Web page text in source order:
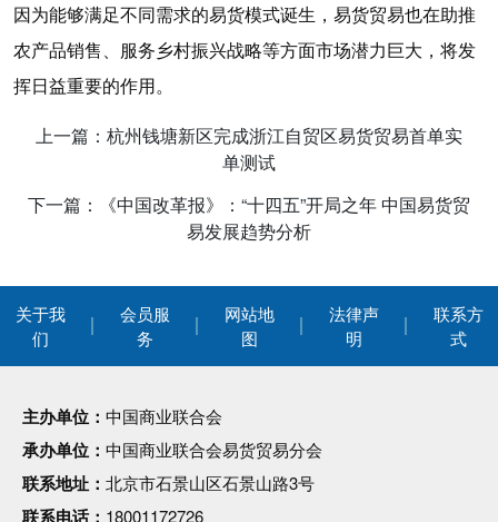
因为能够满足不同需求的易货模式诞生，易货贸易也在助推
农产品销售、服务乡村振兴战略等方面市场潜力巨大，将发
挥日益重要的作用。
上一篇：杭州钱塘新区完成浙江自贸区易货贸易首单实
单测试
下一篇：《中国改革报》：“十四五”开局之年 中国易货贸
易发展趋势分析
关于我
们
会员服
务
网站地
图
法律声
明
联系方
式
主办单位： 中国商业联合会
承办单位： 中国商业联合会易货贸易分会
联系地址： 北京市石景山区石景山路3号
联系电话： 18001172726